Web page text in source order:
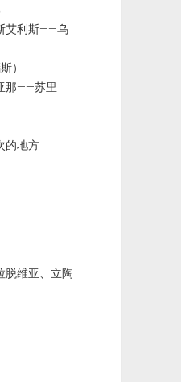
艾利斯——乌
）
那——苏里
的地方
脱维亚、立陶